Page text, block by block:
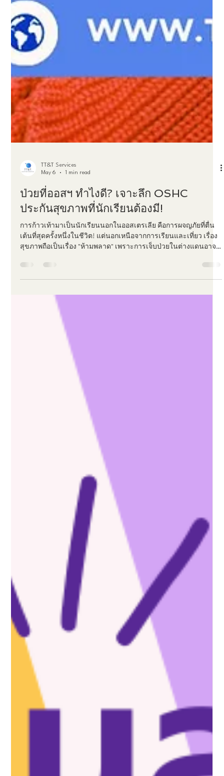
TT&T Services
1 min read
ป่วยที่ออสฯ ทำไงดี? เจาะลึก OSHC
ประกันสุขภาพที่นักเรียนต้องมี!
การก้าวเท้ามาเป็นนักเรียนนอกในออสเตรเลีย คือการผจญภัยที่ตื่น
เต้นที่สุดครั้งหนึ่งในชีวิต! แต่นอกเหนือจากการเรียนและเที่ยว เรื่อง
สุขภาพถือเป็นเรื่อง "ห้ามพลาด" เพราะการเจ็บป่วยในต่างแดนอาจ
กลายเป็นฝันร้ายถ้าน้องๆไม่มีตัวช่วยอย่าง Overseas Student Health
Cover (OSHC) OSHC ไม่ใช่แค่ข้อบังคับในการทำวีซ่า แต่มันคือเพื่อน
สนิทที่จะปกป้องทั้งสุขภาพและการเงินของน้องๆเองค่ะ 📍 5
สถานการณ์ที่ OSHC จะออกโรงช่วยน้องๆได้! 1. เมื่อ "หวัด" ไม่ยอม
หาย (หาหมอทั่วไป/GP) ต่อให้ซดชาร้อนหรือนอนพักแค่